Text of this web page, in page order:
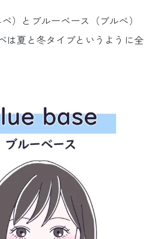
）とブルーベース（ブルべ）
は夏と冬タイプというように全